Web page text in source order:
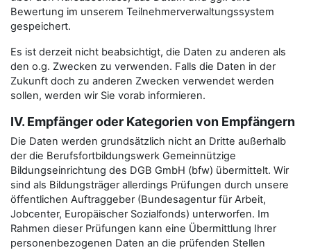
Bewertung im unserem Teilnehmerverwaltungssystem
gespeichert.
Es ist derzeit nicht beabsichtigt, die Daten zu anderen als
den o.g. Zwecken zu verwenden. Falls die Daten in der
Zukunft doch zu anderen Zwecken verwendet werden
sollen, werden wir Sie vorab informieren.
IV. Empfänger oder Kategorien von Empfängern
Die Daten werden grundsätzlich nicht an Dritte außerhalb
der die Berufsfortbildungswerk Gemeinnützige
Bildungseinrichtung des DGB GmbH (bfw) übermittelt. Wir
sind als Bildungsträger allerdings Prüfungen durch unsere
öffentlichen Auftraggeber (Bundesagentur für Arbeit,
Jobcenter, Europäischer Sozialfonds) unterworfen. Im
Rahmen dieser Prüfungen kann eine Übermittlung Ihrer
personenbezogenen Daten an die prüfenden Stellen